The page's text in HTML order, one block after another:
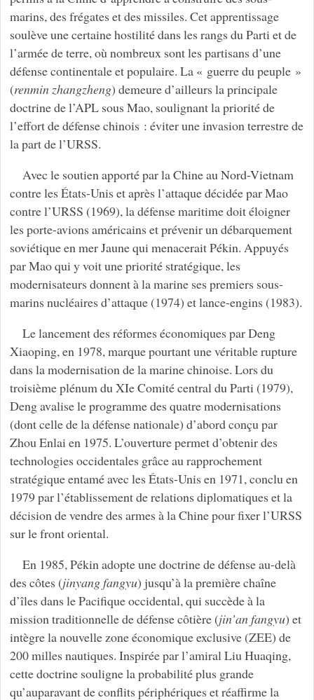
marins, des frégates et des missiles. Cet apprentissage
soulève une certaine hostilité dans les rangs du Parti et de
l’armée de terre, où nombreux sont les partisans d’une
défense continentale et populaire. La « guerre du peuple »
(renmin zhangzheng) demeure d’ailleurs la principale
doctrine de l’APL sous Mao, soulignant la priorité de
l’effort de défense chinois : éviter une invasion terrestre de
la part de l’URSS.
Avec le soutien apporté par la Chine au Nord-Vietnam
contre les États-Unis et après l’attaque décidée par Mao
contre l’URSS (1969), la défense maritime doit éloigner
les porte-avions américains et prévenir un débarquement
soviétique en mer Jaune qui menacerait Pékin. Appuyés
par Mao qui y voit une priorité stratégique, les
modernisateurs donnent à la marine ses premiers sous-
marins nucléaires d’attaque (1974) et lance-engins (1983).
Le lancement des réformes économiques par Deng
Xiaoping, en 1978, marque pourtant une véritable rupture
dans la modernisation de la marine chinoise. Lors du
troisième plénum du XIe Comité central du Parti (1979),
Deng avalise le programme des quatre modernisations
(dont celle de la défense nationale) d’abord conçu par
Zhou Enlai en 1975. L’ouverture permet d’obtenir des
technologies occidentales grâce au rapprochement
stratégique entamé avec les États-Unis en 1971, conclu en
1979 par l’établissement de relations diplomatiques et la
décision de vendre des armes à la Chine pour fixer l’URSS
sur le front oriental.
En 1985, Pékin adopte une doctrine de défense au-delà
des côtes (jinyang fangyu) jusqu’à la première chaîne
d’îles dans le Pacifique occidental, qui succède à la
mission traditionnelle de défense côtière (jin’an fangyu) et
intègre la nouvelle zone économique exclusive (ZEE) de
200 milles nautiques. Inspirée par l’amiral Liu Huaqing,
cette doctrine souligne la probabilité plus grande
qu’auparavant de conflits périphériques et réaffirme la